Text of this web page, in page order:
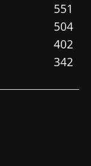
551
504
402
342